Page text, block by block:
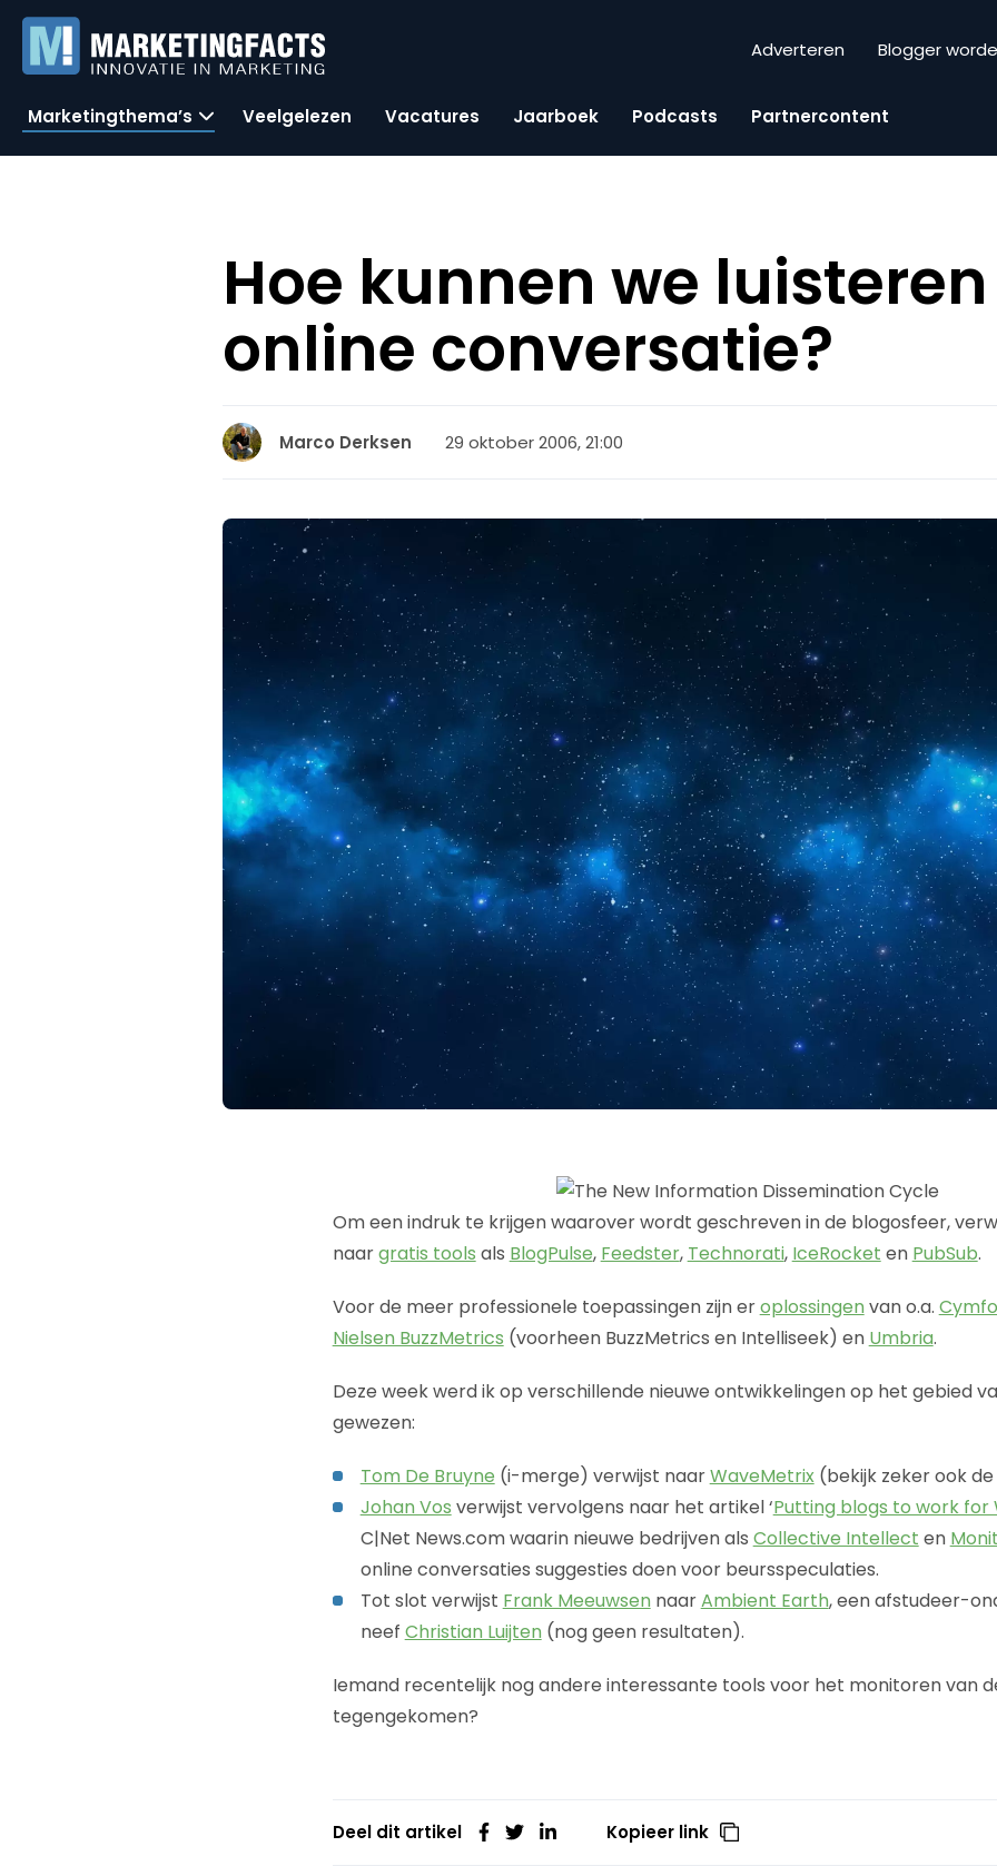
Adverteren Blogger
Marketingthema’s Veelgelezen Vacatures Jaarboek Podcasts Partnercontent
Hoe kunnen we
online conversatie?
Marco Derksen 29 oktober 2006, 21:00
Om een indruk te krijgen waarover wordt geschreven in de blogosfeer,
naargratis tools als BlogPulse, Feedster, Technorati, IceRocket en PubSub.
Voor de meer professionele toepassingen zijn eroplossingen van o.a.
Nielsen BuzzMetrics (voorheen BuzzMetrics en Intelliseek) en Umbria.
Deze week werd ik op verschillende nieuwe ontwikkelingen op het gebied
gewezen:
Tom De Bruyne (i-merge) verwijst naarWaveMetrix(bekijk zeker ook de
Johan Vos verwijst vervolgens naar het artikel ‘Putting blogs to work for
C|Net News.com waarin nieuwe bedrijven als Collective Intellect en
online conversaties suggesties doen voor beursspeculaties.
Tot slot verwijst Frank Meeuwsen naarAmbient Earth, een afstudeer-
neef Christian Luijten (nog geen resultaten).
Iemand recentelijk nog andere interessante tools voor het monitoren van
tegengekomen?
Deel dit artikel Kopieer link